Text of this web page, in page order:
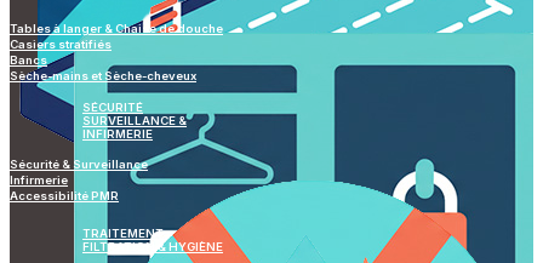
Tables à langer & Chaise de douche
Casiers stratifiés
Bancs
Sèche-mains et Sèche-cheveux
SÉCURITÉ
SURVEILLANCE &
INFIRMERIE
Sécurité & Surveillance
Infirmerie
Accessibilité PMR
TRAITEMENT
FILTRATION & HYGIÈNE